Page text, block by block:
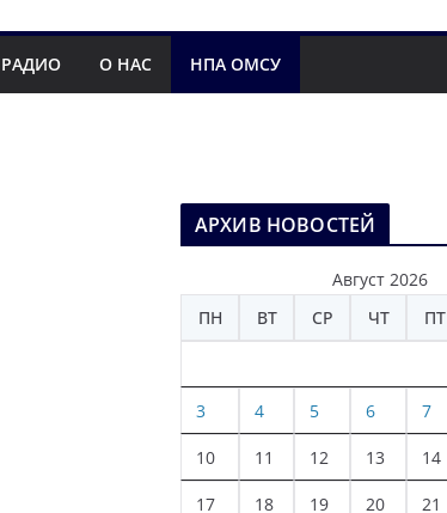
РАДИО О НАС НПА ОМСУ
АРХИВ НОВОСТЕЙ
Август 2026
ПН
ВТ СР ЧТ ПТ
3 4 5 6 7
10 11 12 13 14
17 18 19 20 21